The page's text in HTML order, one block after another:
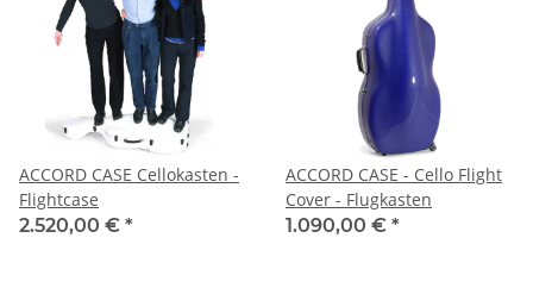
ACCORD CASE Cellokasten -
Flightcase
2.520,00 € *
ACCORD CASE - Cello Flight
Cover - Flugkasten
1.090,00 € *